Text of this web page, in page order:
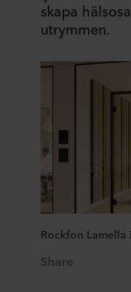
skapa
utrymmen.
Rockfon
Share